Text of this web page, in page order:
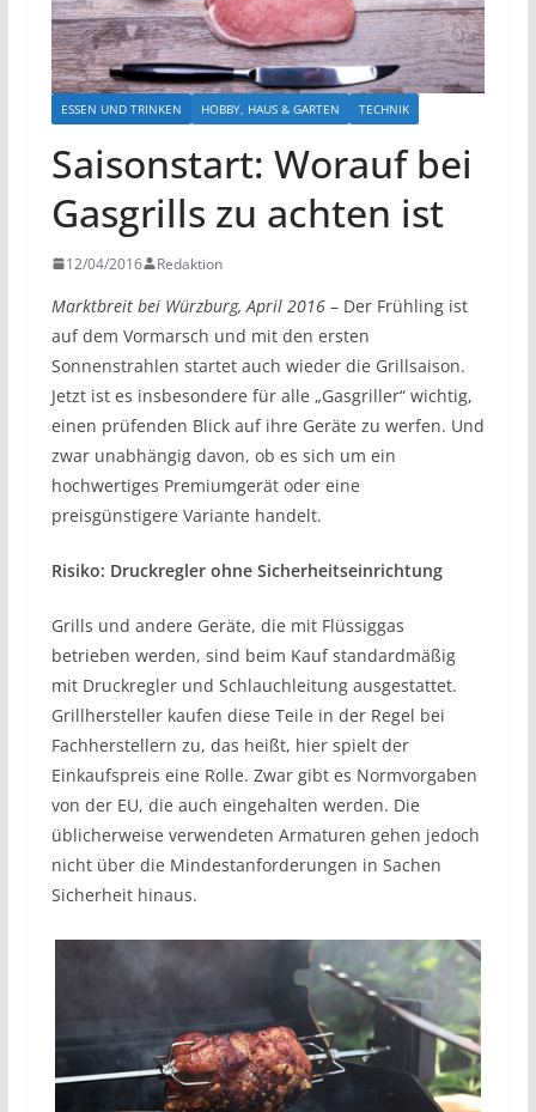
ESSEN UND TRINKEN HOBBY, HAUS & GARTEN TECHNIK
Saisonstart: Worauf bei
Gasgrills zu achten ist
12/04/2016 Redaktion
Marktbreit bei Würzburg, April 2016– Der Frühling ist
auf dem Vormarsch und mit den ersten
Sonnenstrahlen startet auch wieder die Grillsaison.
Jetzt ist es insbesondere für alle „Gasgriller“ wichtig,
einen prüfenden Blick auf ihre Geräte zu werfen. Und
zwar unabhängig davon, ob es sich um ein
hochwertiges Premiumgerät oder eine
preisgünstigere Variante handelt.
Risiko: Druckregler ohne Sicherheitseinrichtung
Grills und andere Geräte, die mit Flüssiggas
betrieben werden, sind beim Kauf standardmäßig
mit Druckregler und Schlauchleitung ausgestattet.
Grillhersteller kaufen diese Teile in der Regel bei
Fachherstellern zu, das heißt, hier spielt der
Einkaufspreis eine Rolle. Zwar gibt es Normvorgaben
von der EU, die auch eingehalten werden. Die
üblicherweise verwendeten Armaturen gehen jedoch
nicht über die Mindestanforderungen in Sachen
Sicherheit hinaus.